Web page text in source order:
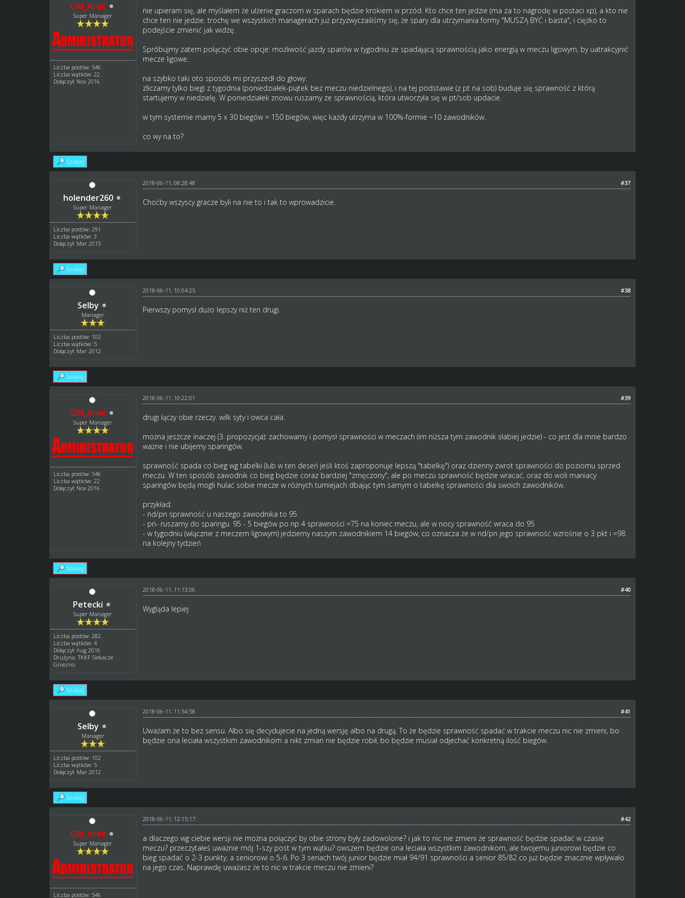
GM_Arek
Super Manager
Liczba postów: 546
Liczba wątków: 22
Dołączył: Nov 2016
nie upieram się, ale myślałem że ulżenie graczom w sparach będzie krokiem w przód. Kto chce ten jedzie (ma za to nagrodę w postaci xp), a kto nie
chce ten nie jedzie. trochę we wszystkich managerach już przyzwyczailiśmy się, że spary dla utrzymania formy "MUSZĄ BYĆ i basta", i ciężko to
podejście zmienić jak widzę.
Spróbujmy zatem połączyć obie opcje: możliwość jazdy sparów w tygodniu ze spadającą sprawnością jako energią w meczu ligowym, by uatrakcyjnić
mecze ligowe.
na szybko taki oto sposób mi przyszedł do głowy:
zliczamy tylko biegi z tygodnia (poniedziałek-piątek bez meczu niedzielnego), i na tej podstawie (z pt na sob) buduje się sprawność z którą
startujemy w niedzielę. W poniedziałek znowu ruszamy ze sprawnością, która utworzyła się w pt/sob updacie.
w tym systemie mamy 5 x 30 biegów = 150 biegów, więc każdy utrzyma w 100%-formie ~10 zawodników.
co wy na to?
Szukaj
holender260
Super Manager
Liczba postów: 291
Liczba wątków: 3
Dołączył: Mar 2015
#37
2018-06-11, 08:28:48
Choćby wszyscy gracze byli na nie to i tak to wprowadzicie.
Szukaj
Selby
Manager
Liczba postów: 102
Liczba wątków: 5
Dołączył: Mar 2012
#38
2018-06-11, 10:04:25
Pierwszy pomysł dużo lepszy niż ten drugi.
Szukaj
GM_Arek
Super Manager
Liczba postów: 546
Liczba wątków: 22
Dołączył: Nov 2016
#39
2018-06-11, 10:22:01
drugi łączy obie rzeczy. wilk syty i owca cała.
można jeszcze inaczej (3. propozycja): zachowamy i pomysł sprawności w meczach (im niższa tym zawodnik słabiej jedzie) - co jest dla mnie bardzo
ważne i nie ubijemy sparingów.
sprawność spada co bieg wg tabelki (lub w ten deseń jeśli ktoś zaproponuje lepszą "tabelkę") oraz dzienny zwrot sprawności do poziomu sprzed
meczu. W ten sposób zawodnik co bieg będzie coraz bardziej "zmęczony", ale po meczu sprawność będzie wracać, oraz do woli maniacy
sparingów będą mogli hulać sobie mecze w różnych turniejach dbając tym samym o tabelkę sprawności dla swoich zawodników.
przykład:
- nd/pn sprawność u naszego zawodnika to 95
- pn- ruszamy do sparingu. 95 - 5 biegów po np 4 sprawności =75 na koniec meczu, ale w nocy sprawność wraca do 95
- w tygodniu (włącznie z meczem ligowym) jedziemy naszym zawodnikiem 14 biegów, co oznacza że w nd/pn jego sprawność wzrośnie o 3 pkt i =98
na kolejny tydzień
Szukaj
Petecki
Super Manager
Liczba postów: 282
Liczba wątków: 4
Dołączył: Aug 2016
Drużyna: TKKF Siekacze
Gniezno
#40
2018-06-11, 11:13:06
Wygląda lepiej
Szukaj
Selby
Manager
Liczba postów: 102
Liczba wątków: 5
Dołączył: Mar 2012
#41
2018-06-11, 11:54:58
Uważam że to bez sensu. Albo się decydujecie na jedną wersję albo na drugą. To że będzie sprawność spadać w trakcie meczu nic nie zmieni, bo
będzie ona leciała wszystkim zawodnikom a nikt zmian nie będzie robił, bo będzie musiał odjechać konkretną ilość biegów.
Szukaj
GM_Arek
Super Manager
Liczba postów: 546
#42
2018-06-11, 12:15:17
a dlaczego wg ciebie wersji nie można połączyć by obie strony były zadowolone? i jak to nic nie zmieni że sprawność będzie spadać w czasie
meczu? przeczytałeś uważnie mój 1-szy post w tym wątku? owszem będzie ona leciała wszystkim zawodnikom, ale twojemu juniorowi będzie co
bieg spadać o 2-3 punkty, a seniorowi o 5-6. Po 3 seriach twój junior będzie miał 94/91 sprawności a senior 85/82 co już będzie znacznie wpływało
na jego czas. Naprawdę uważasz że to nic w trakcie meczu nie zmieni?